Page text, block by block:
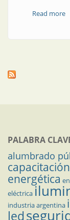
Read more
PALABRA
alumbrado
capacitación
energética
eléctrica
industria argentina
led